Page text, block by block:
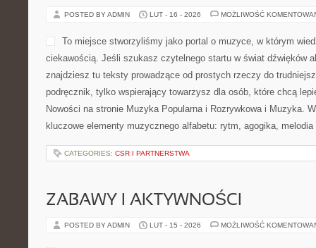
POSTED BY ADMIN LUT - 16 - 2026 MOŻLIWOŚĆ
To miejsce stworzyliśmy jako portal o muzyce, w którym
ciekawością. Jeśli szukasz czytelnego startu w świat dźwięków
znajdziesz tu teksty prowadzące od prostych rzeczy do
podręcznik, tylko wspierający towarzysz dla osób, które chcą
Nowości na stronie Muzyka Popularna i Rozrywkowa i Muzyka.
kluczowe elementy muzycznego alfabetu: rytm, agogika,
CATEGORIES: CSR I PARTNERSTWA
ZABAWY I AKTYWNOŚCI
POSTED BY ADMIN LUT - 15 - 2026 MOŻLIWOŚĆ